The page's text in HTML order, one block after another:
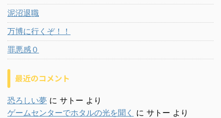
泥沼退職
万博に行くぞ！！
罪悪感０
最近のコメント
恐ろしい夢 に サトー より
ゲームセンターでホタルの光を聞く に サトー より